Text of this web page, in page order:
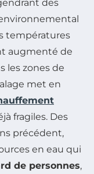
des
températures
augmenté de
les zones de
met en
fragiles. Des
précédent,
en eau qui
de personnes,